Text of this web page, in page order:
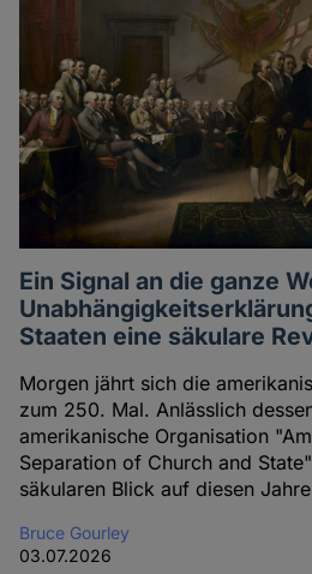
Ein Signal an die ganze
Staaten eine säkulare
Morgen jährt sich die
zum 250. Mal. Anlässlich
amerikanische Organisation
Separation of Church and
säkularen Blick auf diesen
Bruce Gourley
03.07.2026